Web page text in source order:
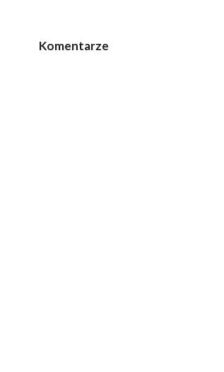
Komentarze